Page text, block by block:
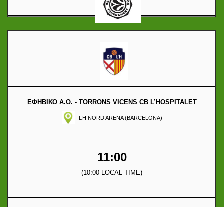
ΕΦΗΒΙΚΟ Α.Ο. - TORRONS VICENS CB L’HOSPITALET
L’H NORD ARENA (BARCELONA)
11:00
(10:00 LOCAL TIME)